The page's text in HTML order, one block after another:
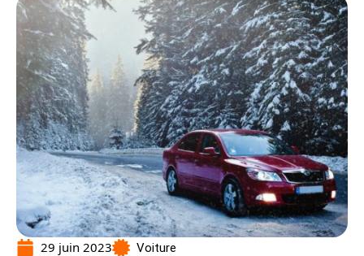
29 juin 2023 Voiture